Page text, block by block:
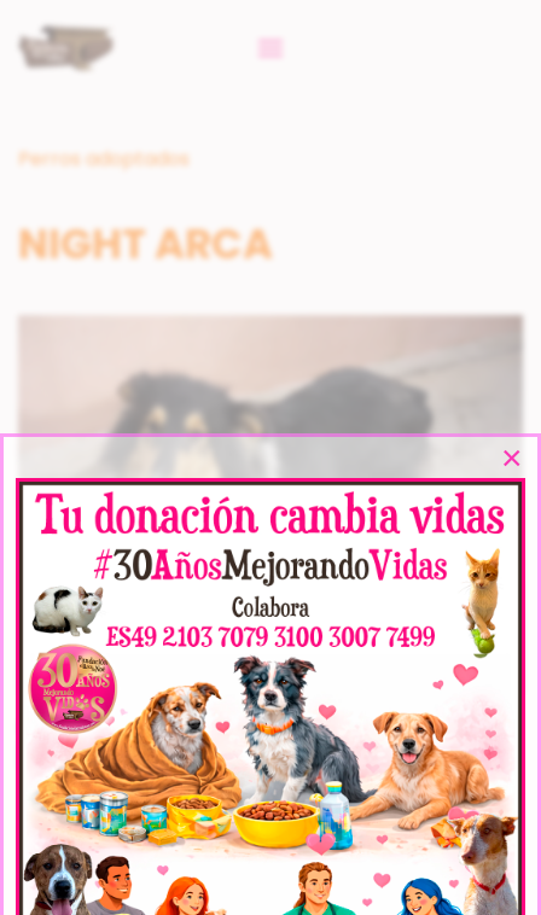
Perros adoptados
NIGHT ARCA
SPECIFICATIONS
Veces Visto: 10358
×